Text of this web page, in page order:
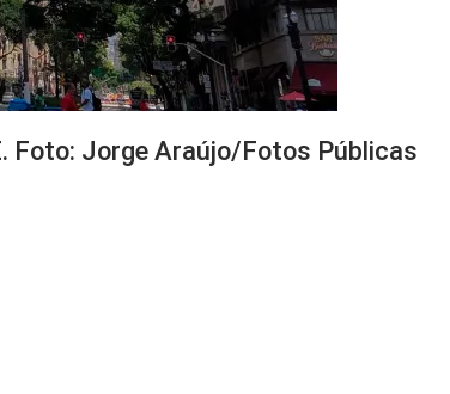
Foto: Jorge Araújo/Fotos Públicas